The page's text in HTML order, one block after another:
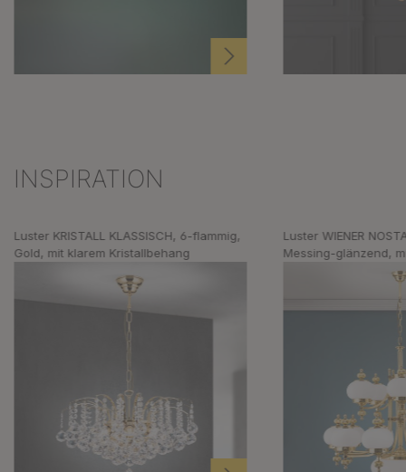
Produktgalerie überspringen
INSPIRATION
Luster KRISTALL KLASSISCH, 6-flammig,
Gold, mit klarem Kristallbehang
Luster WIENER
Messing-glänzend,